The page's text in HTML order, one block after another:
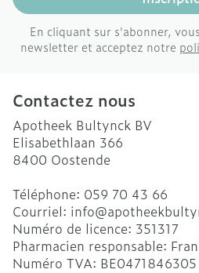
En cliquant sur s'abonner,
newsletter et acceptez notre
Contactez nous
Apotheek Bultynck BV
Elisabethlaan 366
8400 Oostende
Téléphone: 059 70 43 66
Courriel: info@
Numéro de licence: 351317
Pharmacien responsable:
Numéro TVA: BE0471846305